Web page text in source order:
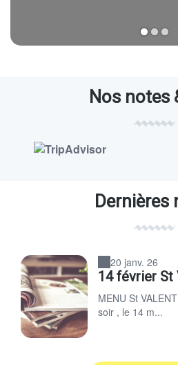
1
Nos notes
Dernières
20 janv. 26
14 février St
MENU St
soir , le 14 m...